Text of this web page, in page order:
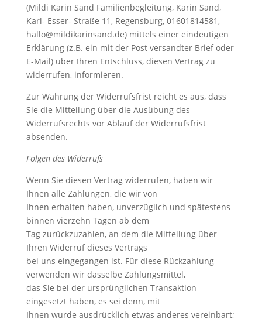
(Mildi Karin Sand Familienbegleitung, Karin Sand,
Karl- Esser- Straße 11, Regensburg, 01601814581,
hallo@mildikarinsand.de) mittels einer eindeutigen
Erklärung (z.B. ein mit der Post versandter Brief oder
E-Mail) über Ihren Entschluss, diesen Vertrag zu
widerrufen, informieren.
Zur Wahrung der Widerrufsfrist reicht es aus, dass
Sie die Mitteilung über die Ausübung des
Widerrufsrechts vor Ablauf der Widerrufsfrist
absenden.
Folgen des Widerrufs
Wenn Sie diesen Vertrag widerrufen, haben wir
Ihnen alle Zahlungen, die wir von
Ihnen erhalten haben, unverzüglich und spätestens
binnen vierzehn Tagen ab dem
Tag zurückzuzahlen, an dem die Mitteilung über
Ihren Widerruf dieses Vertrags
bei uns eingegangen ist. Für diese Rückzahlung
verwenden wir dasselbe Zahlungsmittel,
das Sie bei der ursprünglichen Transaktion
eingesetzt haben, es sei denn, mit
Ihnen wurde ausdrücklich etwas anderes vereinbart;